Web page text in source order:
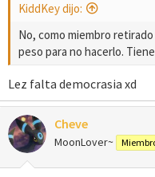
:
KiddKey dijo:
No, como miembro
peso para no hacerlo.
Lez falta democrasia xd
Cheve
MoonLover~